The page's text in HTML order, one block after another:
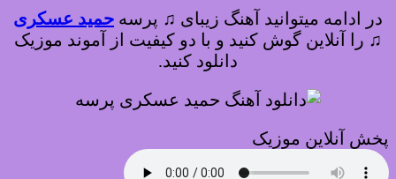
در ادامه میتوانید آهنگ زیبای ♫ پرسه حمید عسکری
♫ را آنلاین گوش کنید و با دو کیفیت از آموند موزیک
دانلود کنید.
پخش آنلاین موزیک